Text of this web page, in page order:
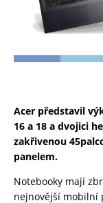
Acer představil
16 a 18 a dvojici
zakřivenou
panelem.
Notebooky mají
nejnovější mobilní